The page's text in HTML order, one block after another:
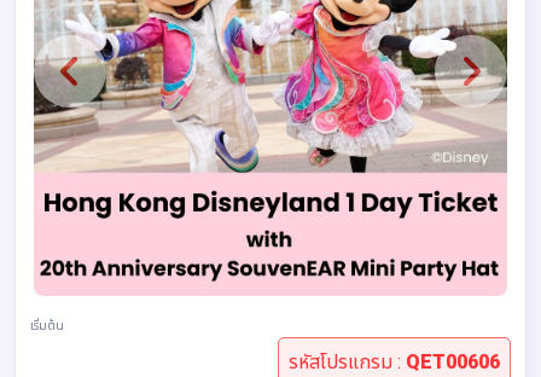
เริ่มต้น
รหัสโปรแกรม : QET00606